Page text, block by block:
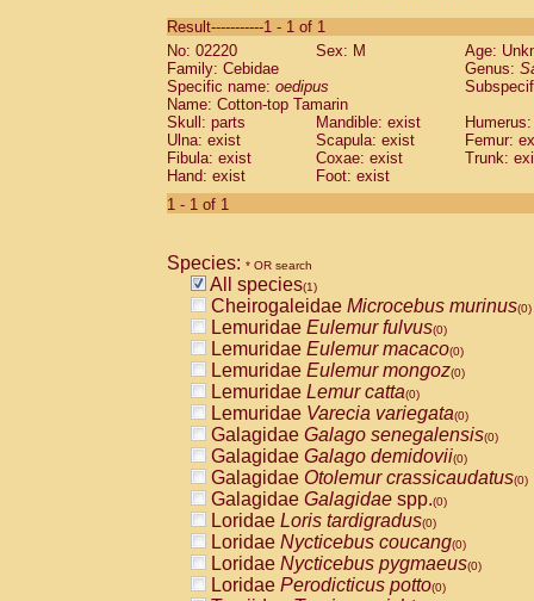
CebidaeSaguinus labiatus(0)
Cebidae Saguinus leucopus (0)
Cebidae
CebidaeSaguinus mystax
Cebidae Saguinus nigricollis (0)
Cebidae Saguinus oedipus
Cebidae Saguinus weddelli
Cebidae Saguinusspp.
Cebidae
CebidaeCebus capucinus
CebidaeCebus nigrivittatus
CebidaeCebus spp.(0)
CebidaeSaimiri boliviensis(0)
CebidaeSaimiri sciureus(0)
AtelidaeAlouatta caraya(0)
AtelidaeAlouatta fusca(0)
AtelidaeAlouatta seniculus(0)
AtelidaeAlouattaspp.(0)
AtelidaeAteles belzebuth(0)
AtelidaeAteles geoffroyi(0)
AtelidaeAteles paniscus(0)
AtelidaeAtelesspp.(0)
AtelidaeLagothrix lagothricha(0)
AtelidaeLagothrix lagothricha cana
PitheciidaeCacajao calvus
Result-----------1 - 1 of 1
No: 02220
Sex: M
Age:
Family: Cebidae
Genus:
Specific name: oedipus
Name: Cotton-top Tamarin
Skull: parts
Mandible: exist
Ulna: exist
Scapula: exist
Femur:
Fibula: exist
Coxae: exist
Trunk:
Hand: exist
Foot: exist
1 - 1 of 1
Species: * OR search
All species(1)
Cheirogaleidae Microcebus murinus(0)
Lemuridae Eulemur fulvus(0)
Lemuridae Eulemur macaco(0)
Lemuridae Eulemur mongoz(0)
Lemuridae Lemur catta(0)
Lemuridae Varecia variegata(0)
Galagidae Galago senegalensis(0)
Galagidae Galago demidovii(0)
Galagidae Otolemur crassicaudatus(0)
Galagidae Galagidae spp.(0)
Loridae Loris tardigradus(0)
Loridae Nycticebus coucang(0)
Loridae Nycticebus pygmaeus(0)
Loridae Perodicticus potto(0)